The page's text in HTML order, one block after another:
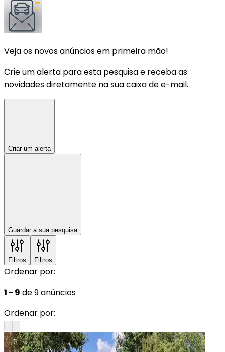
Veja os novos anúncios em primeira mão!
Crie um alerta para esta pesquisa e receba as
novidades diretamente na sua caixa de e-mail.
Criar um alerta
Guardar a sua pesquisa
Filtros Filtros
Ordenar por:
1 - 9 de 9 anúncios
Ordenar por: